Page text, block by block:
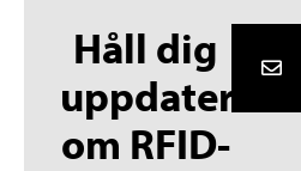
Håll dig
uppdaterad
om RFID-